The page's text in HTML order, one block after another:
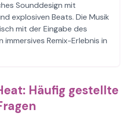
Sounddesign mit
explosiven Beats. Die Musik
mit der Eingabe des
Remix-Erlebnis in
Häufig gestellte